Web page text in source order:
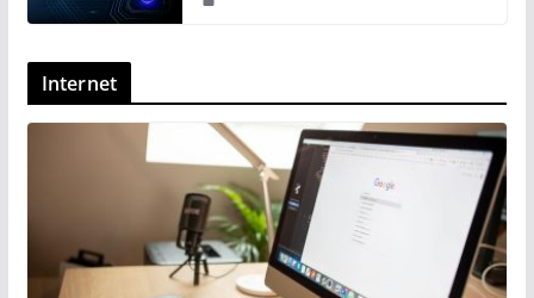
Internet